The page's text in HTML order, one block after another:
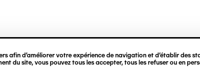
afin d’améliorer votre expérience de navigation et d’établir des
du site, vous pouvez tous les accepter, tous les refuser ou en